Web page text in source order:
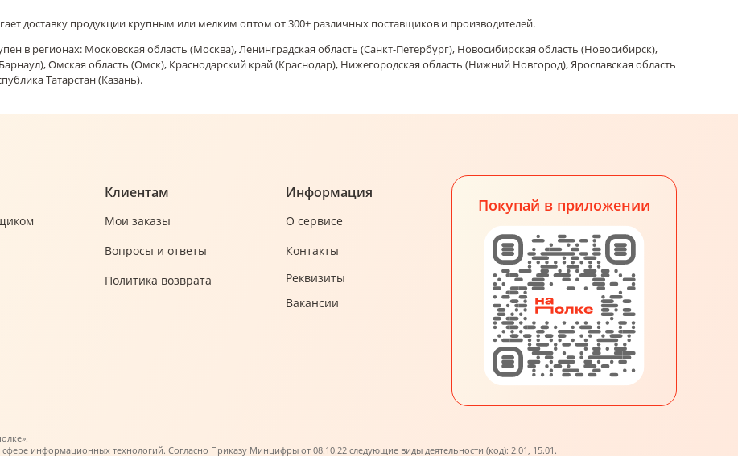
доставку продукции крупным или мелким оптом от 300+ различных поставщиков и производителей.
в регионах: Московская область (Москва), Ленинградская область (Санкт-Петербург), Новосибирская область (Новосибирск),
Омская область (Омск), Краснодарский край (Краснодар), Нижегородская область (Нижний Новгород), Ярославская область
Татарстан (Казань).
Клиентам
Мои заказы
Вопросы и ответы
Политика возврата
Информация
О сервисе
Контакты
Реквизиты
Вакансии
Покупай в приложении
информационных технологий. Согласно Приказу Минцифры от 08.10.22 следующие виды деятельности (код): 2.01, 15.01.